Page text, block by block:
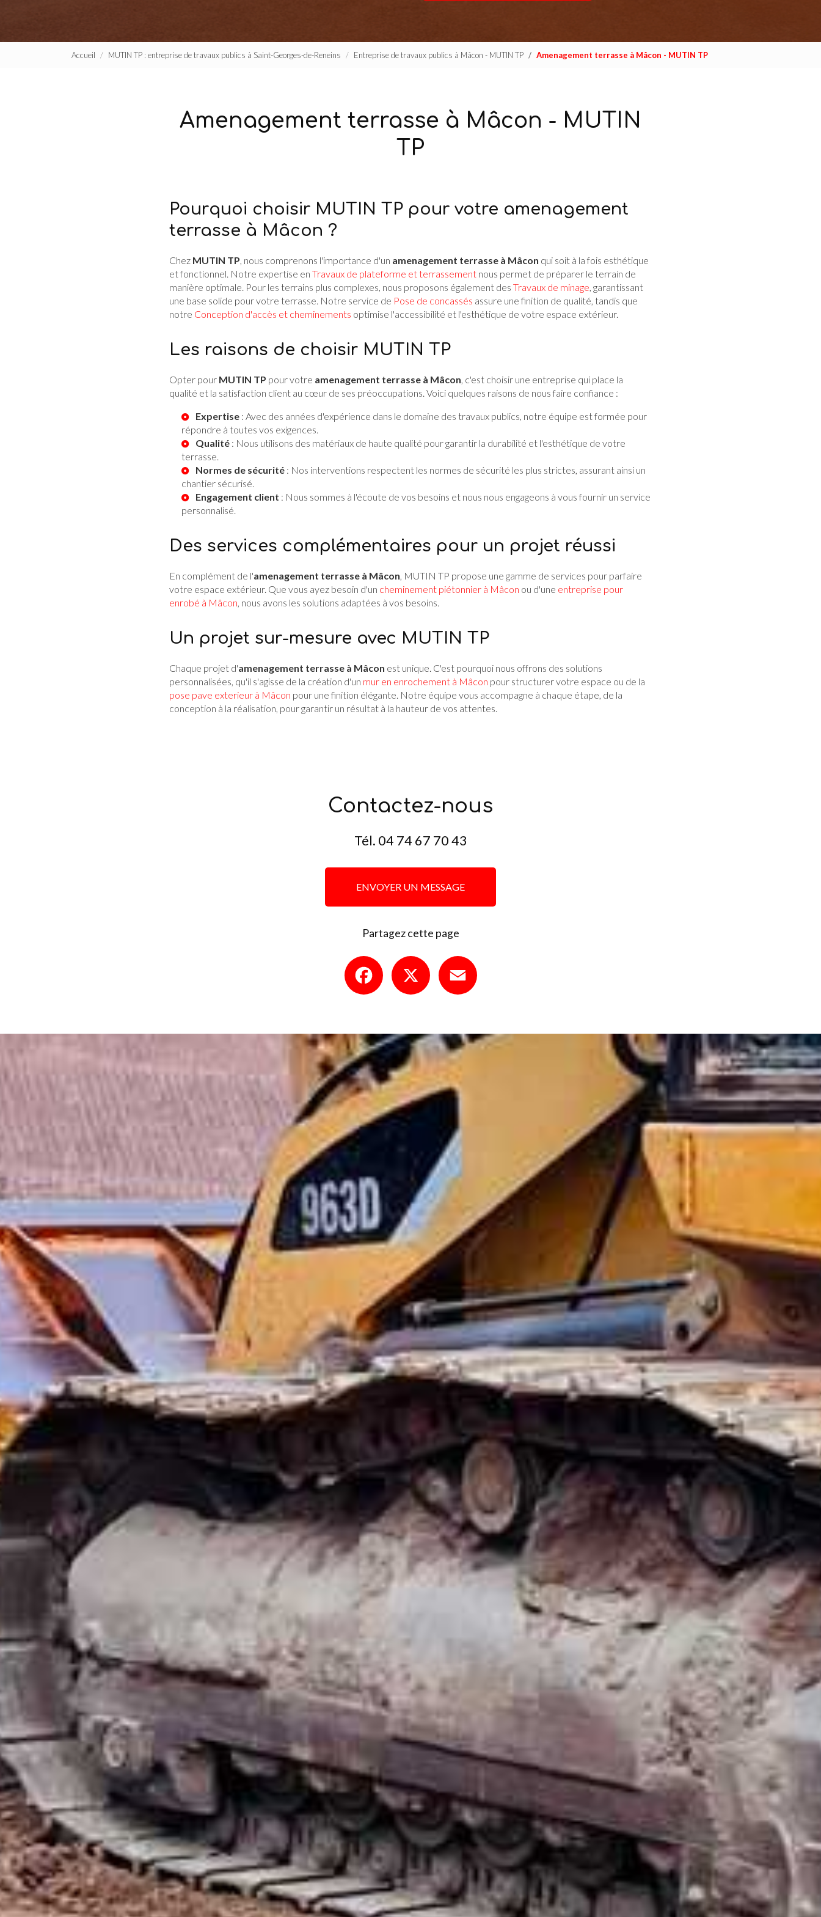
Accueil MUTIN TP : entreprise de travaux publics à Saint-Georges-de-Reneins Entreprise de travaux publics à Mâcon - MUTIN TP Amenagement terrasse à Mâcon - MUTIN TP
Amenagement terrasse à Mâcon - MUTIN
TP
Pourquoi choisir MUTIN TP pour votre amenagement
terrasse à Mâcon ?
Chez MUTIN TP, nous comprenons l'importance d'un amenagement terrasse à Mâcon qui soit à la fois esthétique
et fonctionnel. Notre expertise en Travaux de plateforme et terrassement nous permet de préparer le terrain de
manière optimale. Pour les terrains plus complexes, nous proposons également des Travaux de minage, garantissant
une base solide pour votre terrasse. Notre service de Pose de concassés assure une finition de qualité, tandis que
notre Conception d'accès et cheminements optimise l'accessibilité et l'esthétique de votre espace extérieur.
Les raisons de choisir MUTIN TP
Opter pour MUTIN TP pour votre amenagement terrasse à Mâcon, c'est choisir une entreprise qui place la
qualité et la satisfaction client au cœur de ses préoccupations. Voici quelques raisons de nous faire confiance :
Expertise : Avec des années d'expérience dans le domaine des travaux publics, notre équipe est formée pour
répondre à toutes vos exigences.
Qualité : Nous utilisons des matériaux de haute qualité pour garantir la durabilité et l'esthétique de votre
terrasse.
Normes de sécurité : Nos interventions respectent les normes de sécurité les plus strictes, assurant ainsi un
chantier sécurisé.
Engagement client : Nous sommes à l'écoute de vos besoins et nous nous engageons à vous fournir un service
personnalisé.
Des services complémentaires pour un projet réussi
En complément de l'amenagement terrasse à Mâcon, MUTIN TP propose une gamme de services pour parfaire
votre espace extérieur. Que vous ayez besoin d'un cheminement piétonnier à Mâcon ou d'une entreprise pour
enrobé à Mâcon, nous avons les solutions adaptées à vos besoins.
Un projet sur-mesure avec MUTIN TP
Chaque projet d'amenagement terrasse à Mâcon est unique. C'est pourquoi nous offrons des solutions
personnalisées, qu'il s'agisse de la création d'un mur en enrochement à Mâcon pour structurer votre espace ou de la
pose pave exterieur à Mâcon pour une finition élégante. Notre équipe vous accompagne à chaque étape, de la
conception à la réalisation, pour garantir un résultat à la hauteur de vos attentes.
Contactez-nous
Tél. 04 74 67 70 43
ENVOYER UN MESSAGE
Partagez cette page
Facebook